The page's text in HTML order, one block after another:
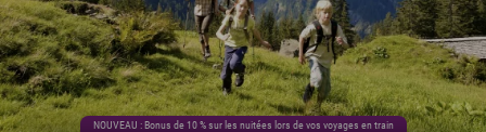
NOUVEAU : Bonus de 10 % sur les nuitées lors de vos voyages en train